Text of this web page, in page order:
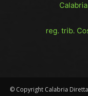
reg. trib.
© Copyright Calabria